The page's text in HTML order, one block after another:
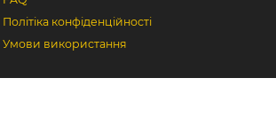
Політіка конфіденційності
Умови використання